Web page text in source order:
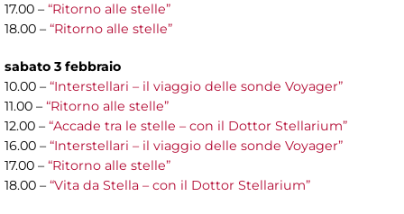
17.00 – “Ritorno alle stelle”
18.00 – “Ritorno alle stelle”
sabato 3 febbraio
10.00 – “Interstellari – il viaggio delle sonde Voyager”
11.00 – “Ritorno alle stelle”
12.00 – “Accade tra le stelle – con il Dottor Stellarium”
16.00 – “Interstellari – il viaggio delle sonde Voyager”
17.00 – “Ritorno alle stelle”
18.00 – “Vita da Stella – con il Dottor Stellarium”